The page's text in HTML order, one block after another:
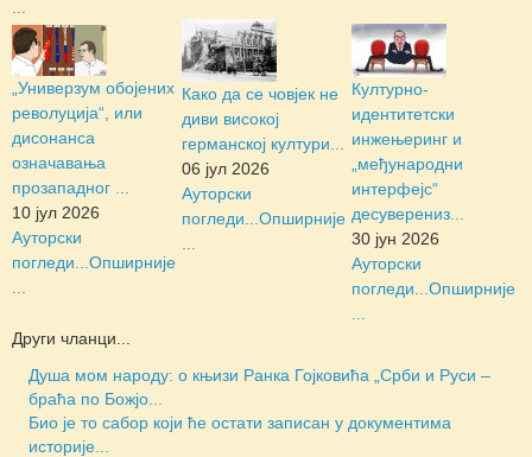
„Универзум обојених
револуција“, или
дисонанса
означавања
прозападног ...
10 јул 2026
Ауторски
погледи... Опширније
Како да се човјек не
диви високој
германској култури...
06 јул 2026
Ауторски
погледи... Опширније
Културно-
идентитетски
инжењеринг и
„међународни
интерфејс“
десуверениз...
30 јун 2026
Ауторски
погледи... Опширније
Други чланци...
Душа мом народу: о књизи Ранка Гојковића „Срби и Руси –
браћа по Божјо...
Био је то сабор који ће остати записан у документима
историје...